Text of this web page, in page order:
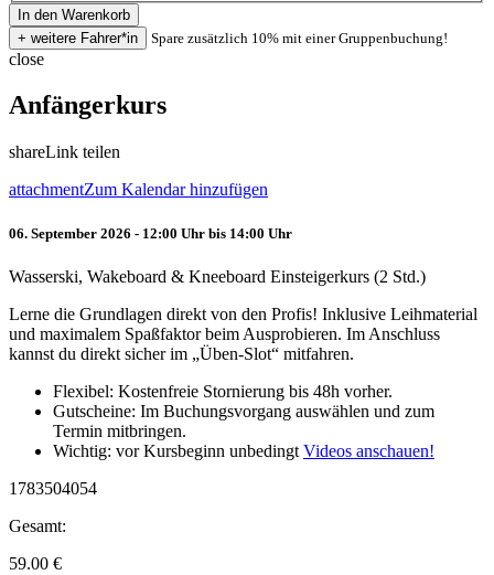
Spare zusätzlich 10% mit einer Gruppenbuchung!
close
Anfängerkurs
shareLink teilen
attachmentZum Kalendar hinzufügen
06. September 2026 - 12:00 Uhr bis 14:00 Uhr
Wasserski, Wakeboard & Kneeboard Einsteigerkurs (2 Std.)
Lerne die Grundlagen direkt von den Profis! Inklusive Leihmaterial
und maximalem Spaßfaktor beim Ausprobieren. Im Anschluss
kannst du direkt sicher im „Üben-Slot“ mitfahren.
Flexibel: Kostenfreie Stornierung bis 48h vorher.
Gutscheine: Im Buchungsvorgang auswählen und zum
Termin mitbringen.
Wichtig: vor Kursbeginn unbedingt Videos anschauen!
1783504054
Gesamt:
59.00 €